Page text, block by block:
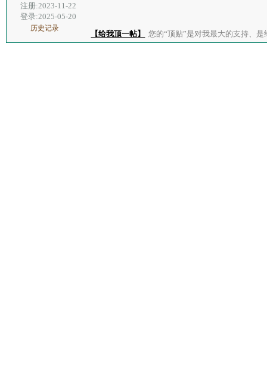
注册:2023-11-22
登录:2025-05-20
历史记录
【给我顶一帖】 您的“顶贴”是对我最大的支持、